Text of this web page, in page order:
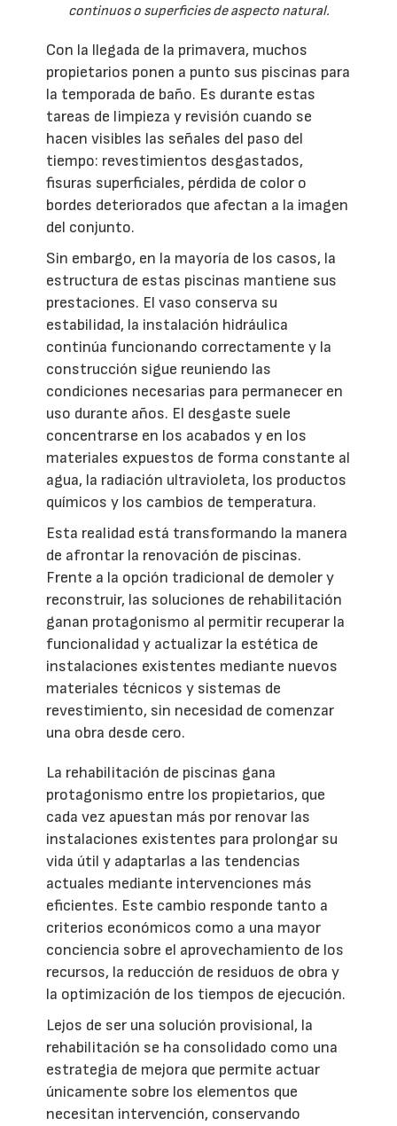
continuos o superficies de aspecto natural.
Con la llegada de la primavera, muchos
propietarios ponen a punto sus piscinas para
la temporada de baño. Es durante estas
tareas de limpieza y revisión cuando se
hacen visibles las señales del paso del
tiempo: revestimientos desgastados,
fisuras superficiales, pérdida de color o
bordes deteriorados que afectan a la imagen
del conjunto.
Sin embargo, en la mayoría de los casos, la
estructura de estas piscinas mantiene sus
prestaciones. El vaso conserva su
estabilidad, la instalación hidráulica
continúa funcionando correctamente y la
construcción sigue reuniendo las
condiciones necesarias para permanecer en
uso durante años. El desgaste suele
concentrarse en los acabados y en los
materiales expuestos de forma constante al
agua, la radiación ultravioleta, los productos
químicos y los cambios de temperatura.
Esta realidad está transformando la manera
de afrontar la renovación de piscinas.
Frente a la opción tradicional de demoler y
reconstruir, las soluciones de rehabilitación
ganan protagonismo al permitir recuperar la
funcionalidad y actualizar la estética de
instalaciones existentes mediante nuevos
materiales técnicos y sistemas de
revestimiento, sin necesidad de comenzar
una obra desde cero.
La rehabilitación de piscinas gana
protagonismo entre los propietarios, que
cada vez apuestan más por renovar las
instalaciones existentes para prolongar su
vida útil y adaptarlas a las tendencias
actuales mediante intervenciones más
eficientes. Este cambio responde tanto a
criterios económicos como a una mayor
conciencia sobre el aprovechamiento de los
recursos, la reducción de residuos de obra y
la optimización de los tiempos de ejecución.
Lejos de ser una solución provisional, la
rehabilitación se ha consolidado como una
estrategia de mejora que permite actuar
únicamente sobre los elementos que
necesitan intervención, conservando